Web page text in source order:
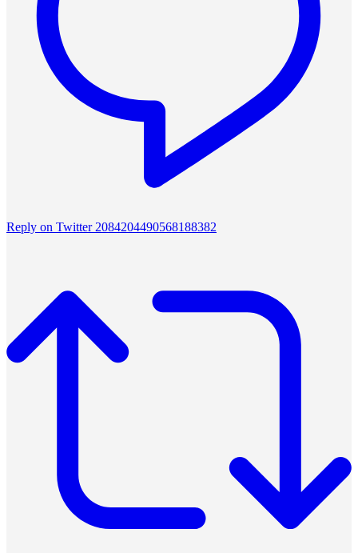
Reply on Twitter 2084204490568188382